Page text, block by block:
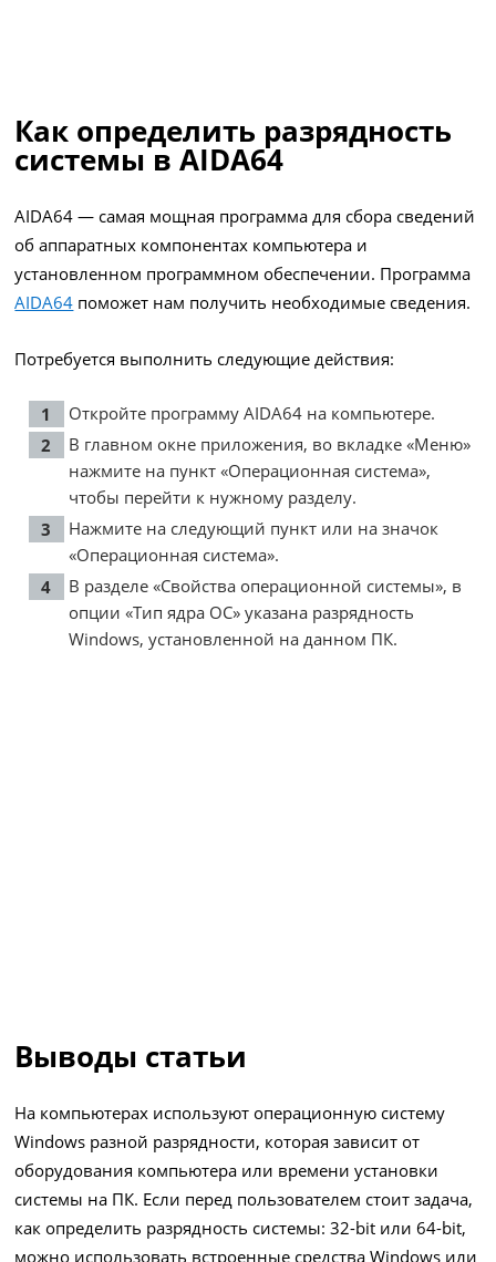
Как определить разрядность
системы в AIDA64
AIDA64 — самая мощная программа для сбора сведений
об аппаратных компонентах компьютера и
установленном программном обеспечении. Программа
AIDA64 поможет нам получить необходимые сведения.
Потребуется выполнить следующие действия:
Откройте программу AIDA64 на компьютере.
В главном окне приложения, во вкладке «Меню»
нажмите на пункт «Операционная система»,
чтобы перейти к нужному разделу.
Нажмите на следующий пункт или на значок
«Операционная система».
В разделе «Свойства операционной системы», в
опции «Тип ядра ОС» указана разрядность
Windows, установленной на данном ПК.
Выводы статьи
На компьютерах используют операционную систему
Windows разной разрядности, которая зависит от
оборудования компьютера или времени установки
системы на ПК. Если перед пользователем стоит задача,
как определить разрядность системы: 32-bit или 64-bit,
можно использовать встроенные средства Windows или